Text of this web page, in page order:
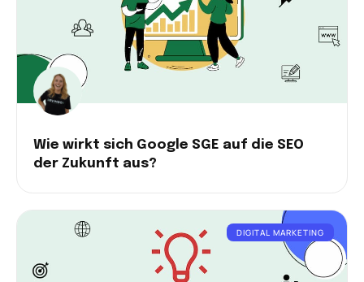
Wie wirkt sich Google SGE auf die SEO
der Zukunft aus?
DIGITAL MARKETING